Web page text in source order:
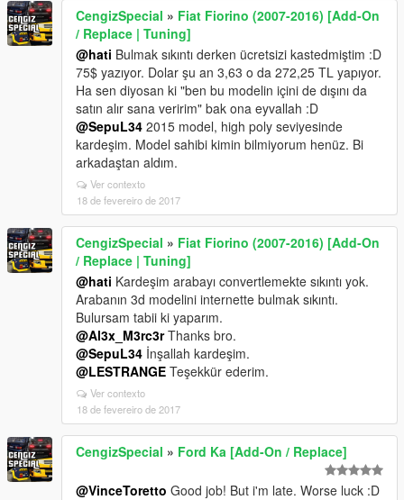
CengizSpecial » Fiat Fiorino (2007-2016) [Add-On
/ Replace | Tuning]
@hati Bulmak sıkıntı derken ücretsizi kastedmiştim :D
75$ yazıyor. Dolar şu an 3,63 o da 272,25 TL yapıyor.
Ha sen diyosan ki "ben bu modelin içini de dışını da
satın alır sana veririm" bak ona eyvallah :D
@SepuL34 2015 model, high poly seviyesinde
kardeşim. Model sahibi kimin bilmiyorum henüz. Bi
arkadaştan aldım.
Ver contexto
18 de fevereiro de 2017
CengizSpecial » Fiat Fiorino (2007-2016) [Add-On
/ Replace | Tuning]
@hati Kardeşim arabayı convertlemekte sıkıntı yok.
Arabanın 3d modelini internette bulmak sıkıntı.
Bulursam tabii ki yaparım.
@Al3x_M3rc3rThanks bro.
@SepuL34 İnşallah kardeşim.
@LESTRANGE Teşekkür ederim.
Ver contexto
18 de fevereiro de 2017
CengizSpecial » Ford Ka [Add-On / Replace]
@VinceToretto Good job! But i'm late. Worse luck :D